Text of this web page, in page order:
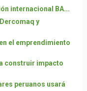
internacional BA...
y
el emprendimiento
construir impacto
peruanos usará